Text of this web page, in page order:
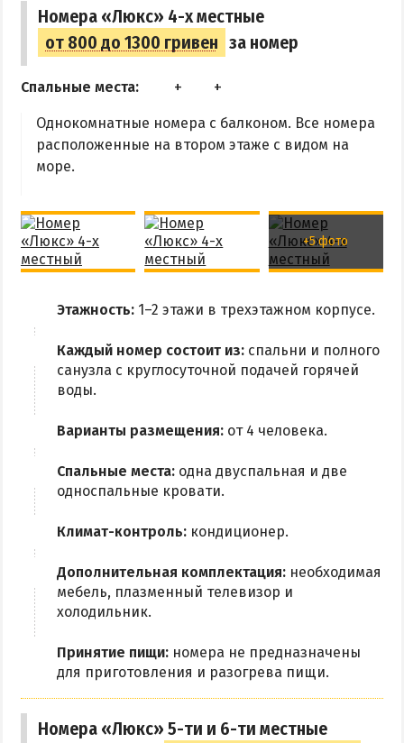
Номера «Люкс» 4-х местные
от 800 до 1300 гривен за номер
Спальные места:
Однокомнатные номера с балконом. Все номера
расположенные на втором этаже с видом на
море.
+5 фото
Этажность: 1–2 этажи в трехэтажном корпусе.
Каждый номер состоит из: спальни и полного
санузла с круглосуточной подачей горячей
воды.
Варианты размещения: от 4 человека.
Спальные места: одна двуспальная и две
односпальные кровати.
Климат-контроль: кондиционер.
Дополнительная комплектация: необходимая
мебель, плазменный телевизор и
холодильник.
Принятие пищи: номера не предназначены
для приготовления и разогрева пищи.
Номера «Люкс» 5-ти и 6-ти местные